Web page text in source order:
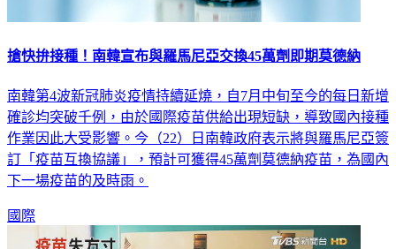
搶快拚接種！南韓宣布與羅馬尼亞交換45萬劑即期莫德納
南韓第4波新冠肺炎疫情持續延燒，自7月中旬至今的每日新增
確診均突破千例，由於國際疫苗供給出現短缺，導致國內接種
作業因此大受影響。今（22）日南韓政府表示將與羅馬尼亞簽
訂「疫苗互換協議」，預計可獲得45萬劑莫德納疫苗，為國內
下一場疫苗的及時雨。
國際